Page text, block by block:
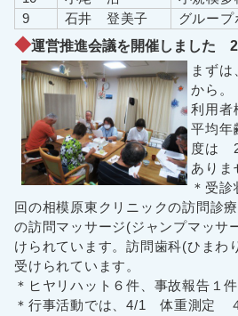
9
石井 登美子
グループ
運営推進会議を開催しました
まずは
から。
利用者
平均
度は
ありま
＊受診
回の相模原東クリニックの訪問診
の訪問マッサージ(ジャンプマッサ
けられています。訪問歯科(ひまわ
受けられています。
＊ヒヤリハット６件、事故報告１件
＊行事活動では、4/1 体重測定